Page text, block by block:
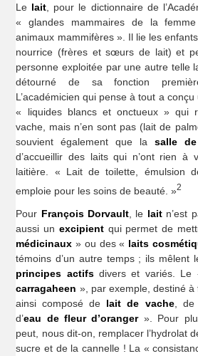
Le lait , pour le dictionnaire de
« glandes mammaires de la
animaux mammifères ». Il lie les
nourrice (frères et sœurs de lait) et
personne exploitée par une autre telle
détourné de sa fonction
L’académicien qui pense à tout a
« liquides blancs et onctueux » qui
vache, mais n’en sont pas (lait de
souvient également que la salle
d’accueillir des laits qui n’ont rien à
laitière. « Lait de toilette, émulsion
emploie pour les soins de beauté. »2
Pour François Dorvault, le laitn’est
aussi un excipientqui permet de
médicinaux » ou des « laits
témoins d’un autre temps ; ils mêlent
principes actifsdivers et variés. Le
carragaheen », par exemple, destiné à
ainsi composé de lait de vache, de
d’eau de fleur d’oranger». Pour
peut, nous dit-on, remplacer l’hydrolat
sucre et de la cannelle ! La «